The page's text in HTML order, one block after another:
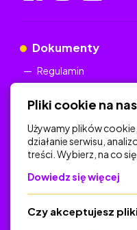
Dokumenty
Regulamin
Na skróty
Polityka Prywatności
O platformie
Pliki cookie na
Używamy plików
działanie serwisu,
treści. Wybierz, na co
Dowiedz się więcej
Czy akceptujesz